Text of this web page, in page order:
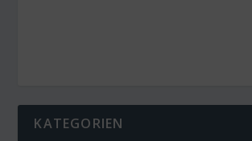
KATEGORIEN